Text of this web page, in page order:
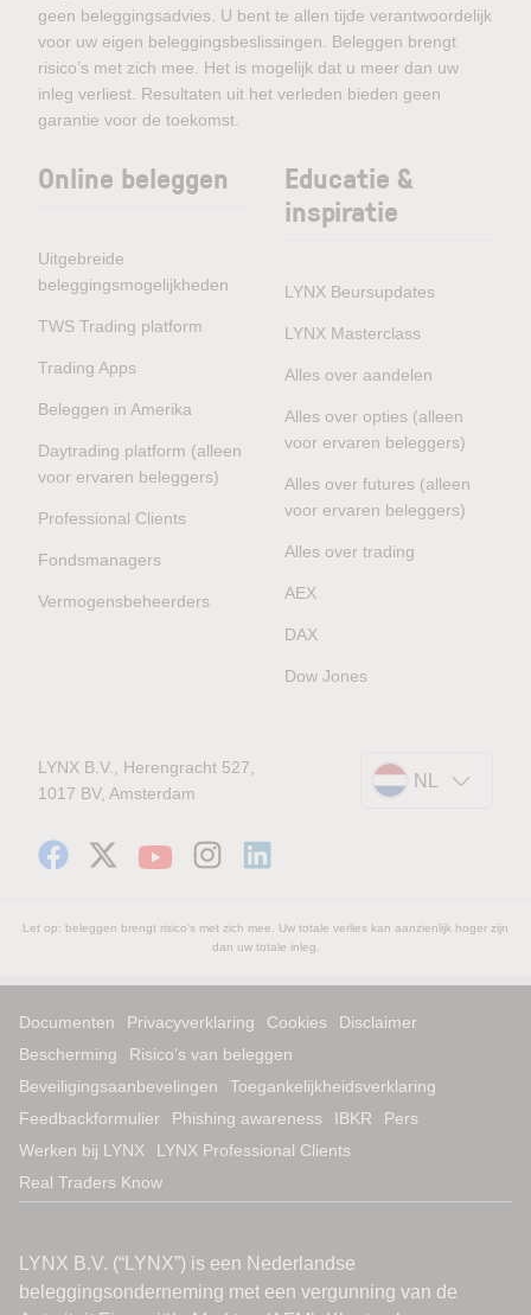
geen beleggingsadvies. U bent te allen tijde verantwoordelijk
voor uw eigen beleggingsbeslissingen. Beleggen brengt
risico’s met zich mee. Het is mogelijk dat u meer dan uw
inleg verliest. Resultaten uit het verleden bieden geen
garantie voor de toekomst.
Online beleggen
Uitgebreide
beleggingsmogelijkheden
TWS Trading platform
Trading Apps
Beleggen in Amerika
Daytrading platform (alleen
voor ervaren beleggers)
Professional Clients
Fondsmanagers
Vermogensbeheerders
Educatie &
inspiratie
LYNX Beursupdates
LYNX Masterclass
Alles over aandelen
Alles over opties (alleen
voor ervaren beleggers)
Alles over futures (alleen
voor ervaren beleggers)
Alles over trading
AEX
DAX
Dow Jones
LYNX B.V., Herengracht 527,
1017 BV, Amsterdam
NL
Let op: beleggen brengt risico's met zich mee. Uw totale verlies kan aanzienlijk hoger zijn
dan uw totale inleg.
Documenten Privacyverklaring Cookies
Disclaimer
Bescherming
Risico’s van beleggen
Beveiligingsaanbevelingen
Toegankelijkheidsverklaring
Feedbackformulier
Phishing awareness IBKR
Pers
Werken bij LYNX
LYNX Professional Clients
Real Traders Know